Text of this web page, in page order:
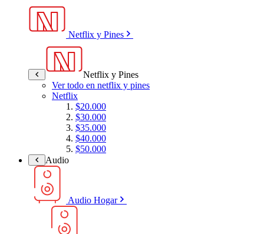
Netflix y Pines
Netflix y Pines
Ver todo en netflix y pines
Netflix
$20.000
$30.000
$35.000
$40.000
$50.000
Audio
Audio Hogar